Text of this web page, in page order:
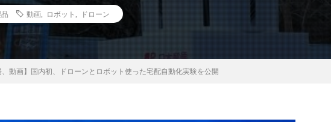
動画 ロボット ドローン
、動画】国内初、ドローンとロボット使った宅配自動化実験を公開